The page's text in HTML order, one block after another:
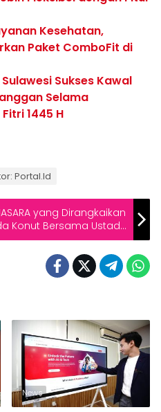
Kesehatan,
Paket ComboFit di
Sukses Kawal
Selama
1445 H
Portal.id
yang Dirangkaikan
Konut Bersama Ustadz
Sukses
News